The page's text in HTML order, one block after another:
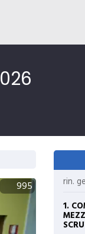
995
rin.
1.